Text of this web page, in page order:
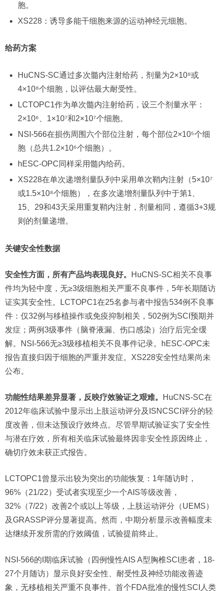
胞。
XS228：诱导多能干细胞来源的运动神经元细胞。
给药方案
HuCNS-SC通过多次髓内注射给药，剂量为2×10⁸或
4×10⁸个细胞，以评估最大耐受性。
LCTOPC1作为单次髓内注射给药，设三个剂量水平：
2×10⁶、1×10⁷和2×10⁷个细胞。
NSI-566在损伤周围六个部位注射，每个部位2×10⁵个细
胞（总共1.2×10⁶个细胞）。
hESC-OPC同样采用髓内给药。
XS228在单次递增剂量队列中采用单次鞘内注射（5×10⁷
或1.5×10⁸个细胞），在多次递增剂量队列中于第1、
15、29和43天采用重复鞘内注射，剂量相同，遵循3+3规
则的剂量递增。
关键安全性数据
安全性方面，所有产品均表现良好。
HuCNS-SC相关不良事
件均为轻中度，无≥3级细胞相关严重不良事件，5年长期随访
证实其安全性。LCTOPC1在25名参与者中报告534例不良事
件：仅32例与移植操作或免疫抑制相关，502例为SCI预期并
发症；两例3级事件（脑脊液漏、伤口感染）治疗后完全缓
解。NSI-566无≥3级移植相关不良事件记录。hESC-OPC未
报告直接归因于细胞的严重并发症。XS228安全性结果尚未
公布。
功能性结果差异显著，反映疗效验证之艰难。
HuCNS-SC在
2012年临床试验中显示出上肢运动评分及ISNCSCI评分的轻
度改善，但未达预设疗效终点。尽管早期试验证实了安全性
与潜在疗效，所有相关临床试验最终因非安全性原因终止，
确切疗效未获正式报告。
LCTOPC1曾显示出较为突出的功能恢复：1年随访时，
96%（21/22）受试者实现至少一个AIS等级改善，
32%（7/22）改善2个或以上等级，上肢运动评分（UEMS）
及GRASSP评分显著提高。然而，中期分析显示改善幅度未
达继续开发所需的疗效阈值，试验提前终止。
NSI-566的I期临床试验（四例慢性AIS A型胸椎SCI患者，18-
27个月随访）显示良好安全性、耐受性及神经功能改善迹
象，无移植相关严重不良事件。首个FDA批准的慢性SCI人类